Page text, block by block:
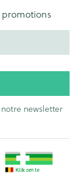
notre newsletter